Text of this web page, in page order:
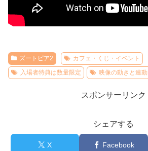
ズートピア2
カフェ・くじ・イベント
入場者特典は数量限定
映像の動きと連動
スポンサーリンク
シェアする
X Facebook